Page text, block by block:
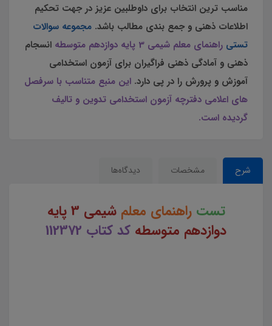
مناسب ترین انتخاب برای داوطلبین عزیز در جهت تحکیم
اطلاعات ذهنی و جمع بندی مطالب باشد. مجموعه سوالات
تستی راهنمای معلم شیمی 3 پایه دوازدهم متوسطه
انسجام
ذهنی و آمادگی ذهنی فراگیران برای آزمون استخدامی
آموزش و پرورش را در پی دارد. این منبع متناسب با سرفصل
های اعلامی دفترچه آزمون استخدامی تدوین و تالیف
گردیده است.
شرح مشخصات دیدگاه‌ها
تستراهنمای معلم
شیمی 3 پایه
دوازدهم متوسطه کد کتاب 112372